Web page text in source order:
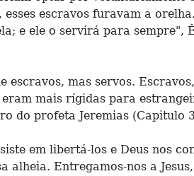
escravos furavam a
e ele o servirá para
escravos, mas servos.
mais rígidas para
do profeta Jeremias (Capitulo
em libertá-los e Deus nos
alheia. Entregamos-nos a